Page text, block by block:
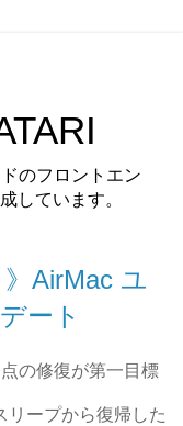
のフロントエン
しています。
AirMac ユ
ート
の修復が第一目標
リープから復帰した